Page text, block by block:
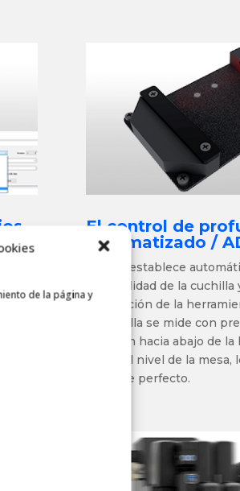
de la página y
La
El control de
automatizado /
establece
profundidad de la cuchilla
orientación de la
la cuchilla se mide con
posición hacia abajo de
ajusta al nivel de la mesa,
un corte perfecto.